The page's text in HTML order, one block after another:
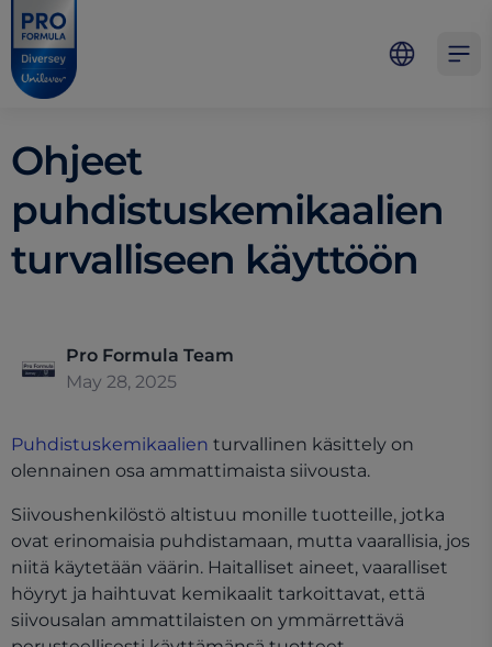
Skip to main content
Skip to navigation
Skip to footer
Pro Formula
Ohjeet
puhdistuskemikaalien
turvalliseen käyttöön
Pro Formula Team
May 28, 2025
Puhdistuskemikaalien turvallinen käsittely on
olennainen osa ammattimaista siivousta.
Siivoushenkilöstö altistuu monille tuotteille, jotka
ovat erinomaisia puhdistamaan, mutta vaarallisia, jos
niitä käytetään väärin. Haitalliset aineet, vaaralliset
höyryt ja haihtuvat kemikaalit tarkoittavat, että
siivousalan ammattilaisten on ymmärrettävä